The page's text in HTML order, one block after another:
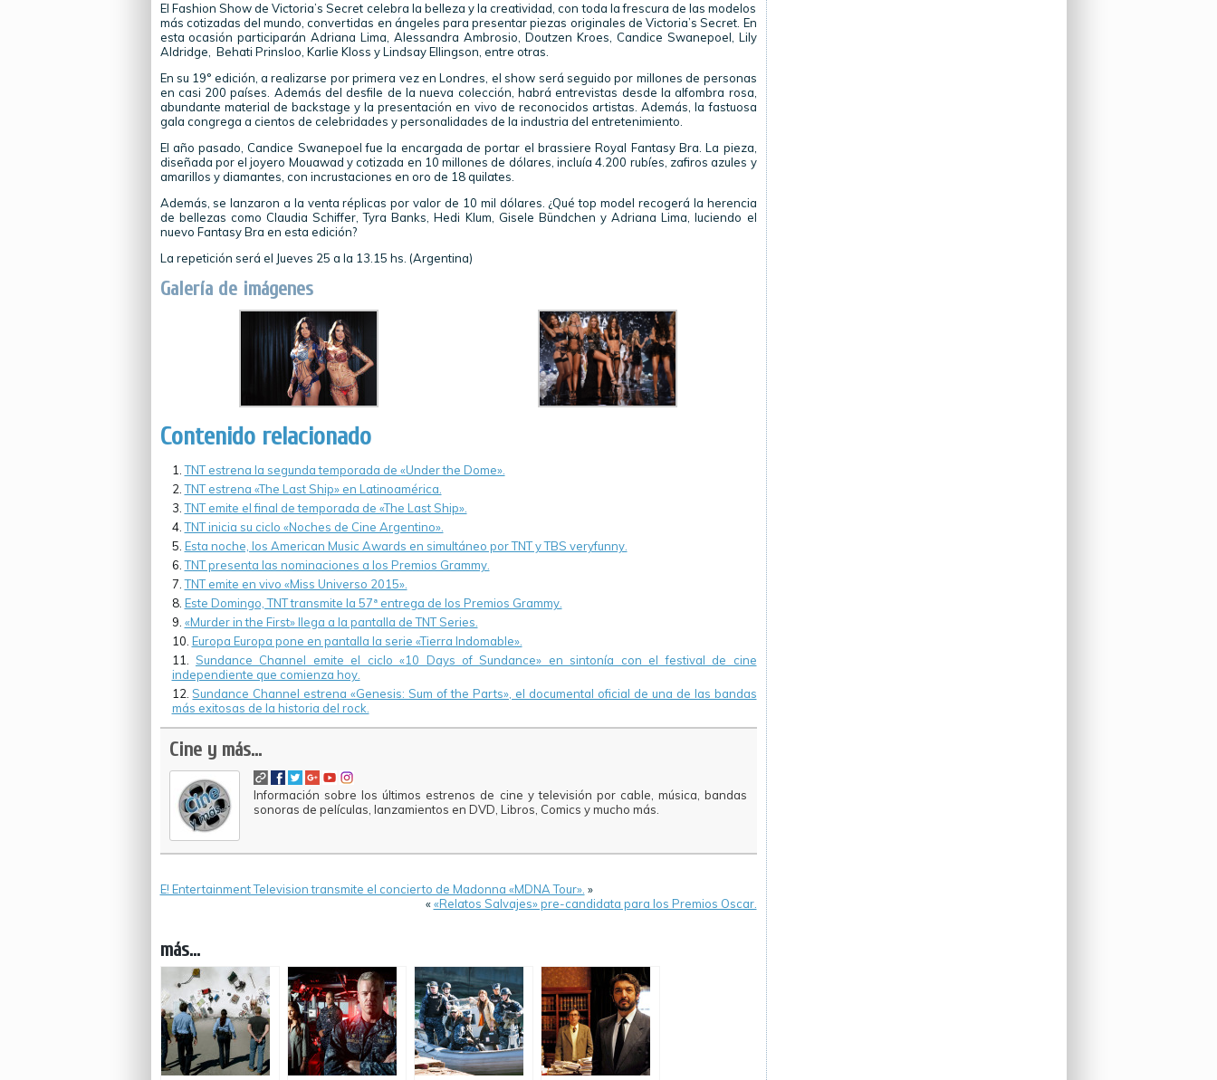
El Fashion Show de Victoria’s Secret celebra la belleza y la creatividad, con toda la frescura de las modelos
más cotizadas del mundo, convertidas en ángeles para presentar piezas originales de Victoria’s Secret. En
esta ocasión participarán Adriana Lima, Alessandra Ambrosio, Doutzen Kroes, Candice Swanepoel, Lily
Aldridge, Behati Prinsloo, Karlie Kloss y Lindsay Ellingson, entre otras.
En su 19° edición, a realizarse por primera vez en Londres, el show será seguido por millones de personas
en casi 200 países. Además del desfile de la nueva colección, habrá entrevistas desde la alfombra rosa,
abundante material de backstage y la presentación en vivo de reconocidos artistas. Además, la fastuosa
gala congrega a cientos de celebridades y personalidades de la industria del entretenimiento.
El año pasado, Candice Swanepoel fue la encargada de portar el brassiere Royal Fantasy Bra. La pieza,
diseñada por el joyero Mouawad y cotizada en 10 millones de dólares, incluía 4.200 rubíes, zafiros azules y
amarillos y diamantes, con incrustaciones en oro de 18 quilates.
Además, se lanzaron a la venta réplicas por valor de 10 mil dólares. ¿Qué top model recogerá la herencia
de bellezas como Claudia Schiffer, Tyra Banks, Hedi Klum, Gisele Bündchen y Adriana Lima, luciendo el
nuevo Fantasy Bra en esta edición?
La repetición será el Jueves 25 a la 13.15 hs. (Argentina)
Galería de imágenes
Contenido relacionado
TNT estrena la segunda temporada de «Under the Dome».
TNT estrena «The Last Ship» en Latinoamérica.
TNT emite el final de temporada de «The Last Ship».
TNT inicia su ciclo «Noches de Cine Argentino».
Esta noche, los American Music Awards en simultáneo por TNT y TBS veryfunny.
TNT presenta las nominaciones a los Premios Grammy.
TNT emite en vivo «Miss Universo 2015».
Este Domingo, TNT transmite la 57ª entrega de los Premios Grammy.
«Murder in the First» llega a la pantalla de TNT Series.
Europa Europa pone en pantalla la serie «Tierra Indomable».
Sundance Channel emite el ciclo «10 Days of Sundance» en sintonía con el festival de cine
independiente que comienza hoy.
Sundance Channel estrena «Genesis: Sum of the Parts», el documental oficial de una de las bandas
más exitosas de la historia del rock.
Cine y más...
Información sobre los últimos estrenos de cine y televisión por cable, música, bandas
sonoras de películas, lanzamientos en DVD, Libros, Comics y mucho más.
E! Entertainment Television transmite el concierto de Madonna «MDNA Tour». »
««Relatos Salvajes» pre-candidata para los Premios Oscar.
más...